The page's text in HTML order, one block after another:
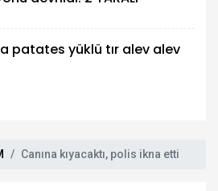
patates yüklü tır alev alev
Canına kıyacaktı, polis ikna etti